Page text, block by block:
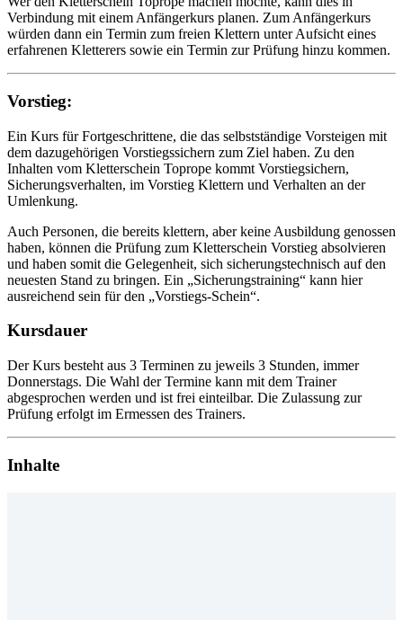
Verbindung mit einem Anfängerkurs planen. Zum Anfängerkurs
würden dann ein Termin zum freien Klettern unter Aufsicht eines
erfahrenen Kletterers sowie ein Termin zur Prüfung hinzu kommen.
Vorstieg:
Ein Kurs für Fortgeschrittene, die das selbstständige Vorsteigen mit
dem dazugehörigen Vorstiegssichern zum Ziel haben. Zu den
Inhalten vom Kletterschein Toprope kommt Vorstiegsichern,
Sicherungsverhalten, im Vorstieg Klettern und Verhalten an der
Umlenkung.
Auch Personen, die bereits klettern, aber keine Ausbildung genossen
haben, können die Prüfung zum Kletterschein Vorstieg absolvieren
und haben somit die Gelegenheit, sich sicherungstechnisch auf den
neuesten Stand zu bringen. Ein „Sicherungstraining“ kann hier
ausreichend sein für den „Vorstiegs-Schein“.
Kursdauer
Der Kurs besteht aus 3 Terminen zu jeweils 3 Stunden, immer
Donnerstags. Die Wahl der Termine kann mit dem Trainer
abgesprochen werden und ist frei einteilbar. Die Zulassung zur
Prüfung erfolgt im Ermessen des Trainers.
Inhalte